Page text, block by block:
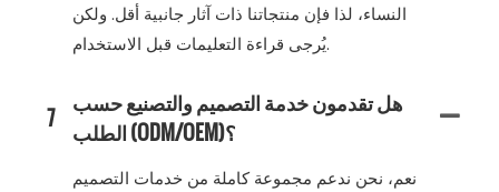
النساء، لذا فإن منتجاتنا ذات آثار جانبية أقل. ولكن
يُرجى قراءة التعليمات قبل الاستخدام.
7
هل تقدمون خدمة التصميم والتصنيع حسب
الطلب (ODM/OEM)؟
نعم، نحن ندعم مجموعة كاملة من خدمات التصميم